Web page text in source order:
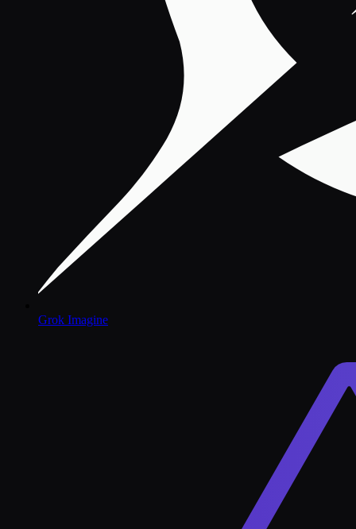
Grok Imagine